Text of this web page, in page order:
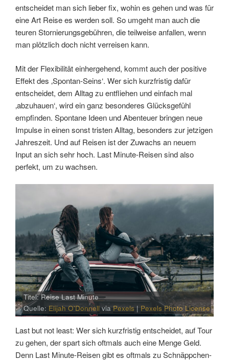
entscheidet man sich lieber fix, wohin es gehen und was für
eine Art Reise es werden soll. So umgeht man auch die
teuren Stornierungsgebühren, die teilweise anfallen, wenn
man plötzlich doch nicht verreisen kann.
Mit der Flexibilität einhergehend, kommt auch der positive
Effekt des ‚Spontan-Seins‘. Wer sich kurzfristig dafür
entscheidet, dem Alltag zu entfliehen und einfach mal
‚abzuhauen‘, wird ein ganz besonderes Glücksgefühl
empfinden. Spontane Ideen und Abenteuer bringen neue
Impulse in einen sonst tristen Alltag, besonders zur jetzigen
Jahreszeit. Und auf Reisen ist der Zuwachs an neuem
Input an sich sehr hoch. Last Minute-Reisen sind also
perfekt, um zu wachsen.
Titel: Reise Last Minute
Quelle: Elijah O'Donnell viaPexels | Pexels Photo License
Last but not least: Wer sich kurzfristig entscheidet, auf Tour
zu gehen, der spart sich oftmals auch eine Menge Geld.
Denn Last Minute-Reisen gibt es oftmals zu Schnäppchen-